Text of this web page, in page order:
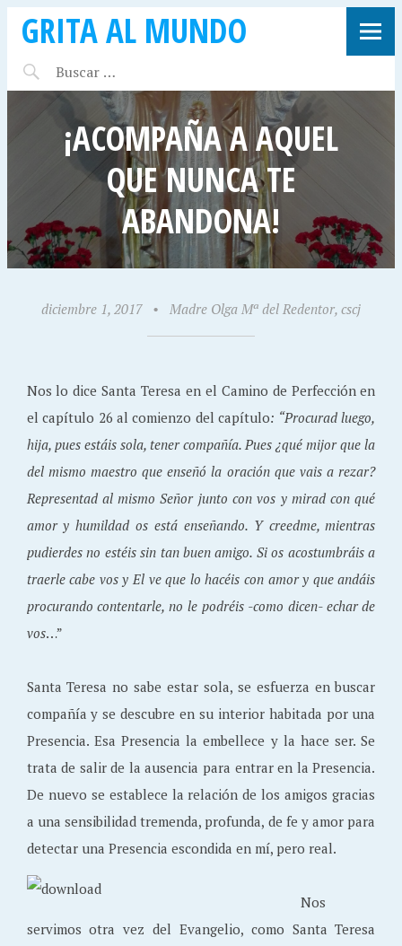
GRITA AL MUNDO
¡ACOMPAÑA A AQUEL
QUE NUNCA TE
ABANDONA!
diciembre 1, 2017 • Madre Olga Mª del Redentor, cscj
Nos lo dice Santa Teresa en el Camino de Perfección en
el capítulo 26 al comienzo del capítulo: “Procurad luego,
hija, pues estáis sola, tener compañía. Pues ¿qué mijor que la
del mismo maestro que enseñó la oración que vais a rezar?
Representad al mismo Señor junto con vos y mirad con qué
amor y humildad os está enseñando. Y creedme, mientras
pudierdes no estéis sin tan buen amigo. Si os acostumbráis a
traerle cabe vos y El ve que lo hacéis con amor y que andáis
procurando contentarle, no le podréis -como dicen- echar de
vos…”
Santa Teresa no sabe estar sola, se esfuerza en buscar
compañía y se descubre en su interior habitada por una
Presencia. Esa Presencia la embellece y la hace ser. Se
trata de salir de la ausencia para entrar en la Presencia.
De nuevo se establece la relación de los amigos gracias
a una sensibilidad tremenda, profunda, de fe y amor para
detectar una Presencia escondida en mí, pero real.
Nos
servimos otra vez del Evangelio, como Santa Teresa